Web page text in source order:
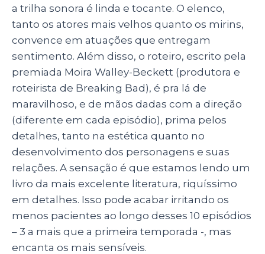
a trilha sonora é linda e tocante. O elenco,
tanto os atores mais velhos quanto os mirins,
convence em atuações que entregam
sentimento. Além disso, o roteiro, escrito pela
premiada Moira Walley-Beckett (produtora e
roteirista de Breaking Bad), é pra lá de
maravilhoso, e de mãos dadas com a direção
(diferente em cada episódio), prima pelos
detalhes, tanto na estética quanto no
desenvolvimento dos personagens e suas
relações. A sensação é que estamos lendo um
livro da mais excelente literatura, riquíssimo
em detalhes. Isso pode acabar irritando os
menos pacientes ao longo desses 10 episódios
– 3 a mais que a primeira temporada -, mas
encanta os mais sensíveis.